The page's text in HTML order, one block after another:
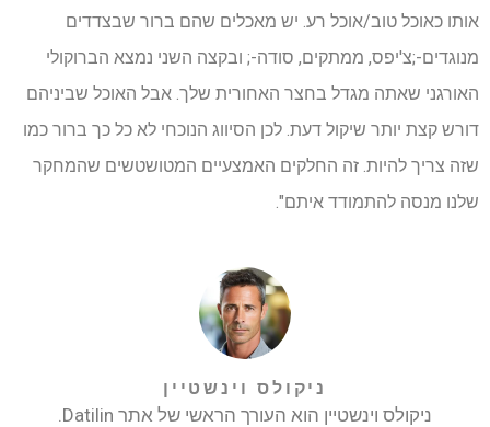
אותו כאוכל טוב/אוכל רע. יש מאכלים שהם ברור שבצדדים
מנוגדים-;צ'יפס, ממתקים, סודה-; ובקצה השני נמצא הברוקולי
האורגני שאתה מגדל בחצר האחורית שלך. אבל האוכל שביניהם
דורש קצת יותר שיקול דעת. לכן הסיווג הנוכחי לא כל כך ברור כמו
שזה צריך להיות. זה החלקים האמצעיים המטושטשים שהמחקר
שלנו מנסה להתמודד איתם".
ניקולס וינשטיין
ניקולס וינשטיין הוא העורך הראשי של אתר Datilin.